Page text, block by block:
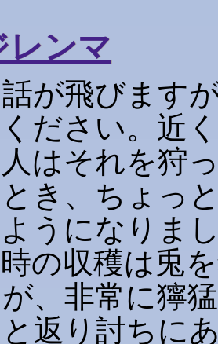
レンマ
が飛びます
ださい。近
はそれを狩
き、ちょっ
うになりま
の収穫は兎
、非常に獰
返り討ちに